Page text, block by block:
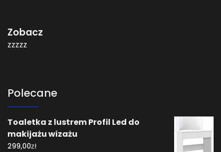
Zobacz
zzzzz
Polecane
Toaletka z lustrem Profil Led do
makijażu wizażu
299,00zł